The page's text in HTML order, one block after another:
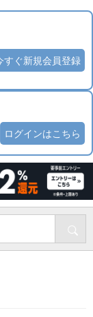
すぐ新規会員登録
ログインはこちら